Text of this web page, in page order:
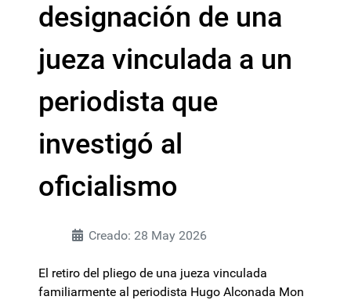
designación de una
jueza vinculada a un
periodista que
investigó al
oficialismo
Creado: 28 May 2026
El retiro del pliego de una jueza vinculada
familiarmente al periodista Hugo Alconada Mon